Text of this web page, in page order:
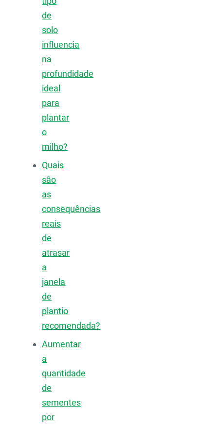
de
solo
influencia
na
profundidade
ideal
para
plantar
o
milho?
Quais
são
as
consequências
reais
de
atrasar
a
janela
de
plantio
recomendada?
Aumentar
a
quantidade
de
sementes
por